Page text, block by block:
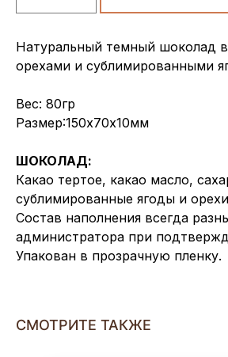
Натуральный темный шоколад
орехами и сублимированными
Вес: 80гр
Размер:150х70х10мм
ШОКОЛАД:
Какао тертое, какао масло,
сублимированные ягоды и
Состав наполнения всегда
администратора при
Упакован в прозрачную пленку.
СМОТРИТЕ ТАКЖЕ